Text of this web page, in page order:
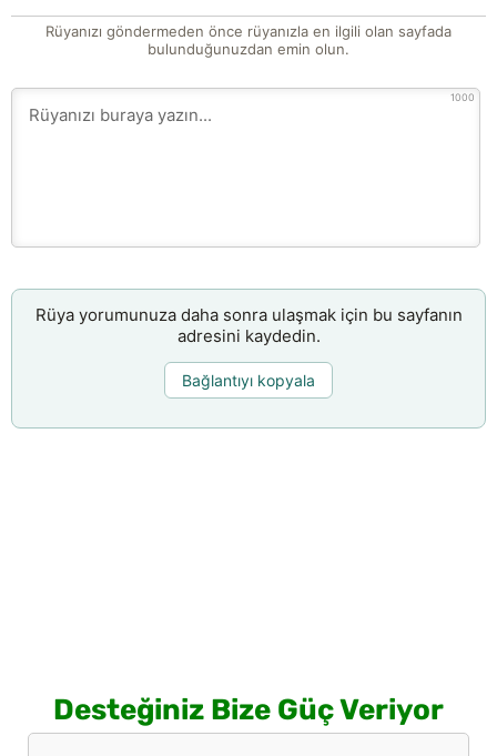
Rüyanızı göndermeden önce rüyanızla en ilgili olan sayfada
bulunduğunuzdan emin olun.
1000
Rüya yorumunuza daha sonra ulaşmak için bu sayfanın
adresini kaydedin.
Bağlantıyı kopyala
Desteğiniz Bize Güç Veriyor